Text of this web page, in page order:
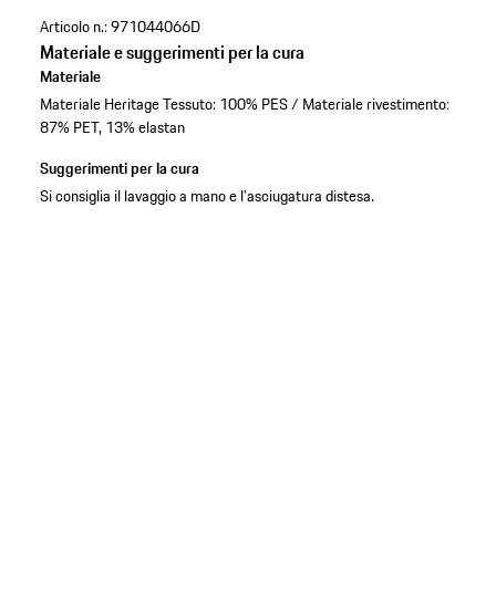
Articolo n.:971044066D
Materiale e suggerimenti per la cura
Materiale
Materiale Heritage Tessuto: 100% PES / Materiale rivestimento:
87% PET, 13% elastan
Suggerimenti per la cura
Si consiglia il lavaggio a mano e l'asciugatura distesa.